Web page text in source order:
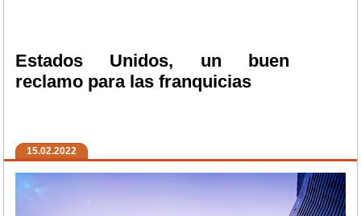
Estados Unidos, un buen
reclamo para las franquicias
15.02.2022